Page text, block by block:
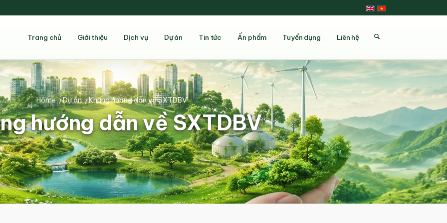
Trang chủ Giới thiệu Dịch vụ Dự án Tin tức Ấn phẩm Tuyển dụng Liên hệ
hướng dẫn về SXTDBV
Home /Dự án /Khung hướng dẫn về SXTDBV